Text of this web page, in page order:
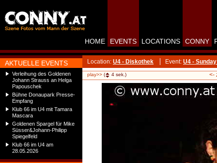
AKTUELLE EVENTS
Verleihung des Goldenen
Johann Strauss an Helga
Papouschek
Bühne Donaupark Presse-
Empfang
Klub 66 im U4 mit Tamara
Mascara
Goldenen Spargel für Mike
Süsser&Johann-Philipp
Spiegelfeld
Klub 66 im U4 am
28.05.2026
HOME EVENTS LOCATIONS CONNY
Location: U4 - Diskothek Event: U4 -
play>> ( 4 sek.) <-